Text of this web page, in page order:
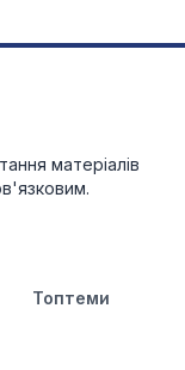
матеріалів
Топтеми